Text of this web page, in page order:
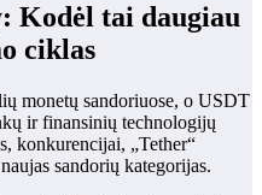
Kodėl tai daugiau
ciklas
monetų sandoriuose, o USDT
ir finansinių technologijų
konkurencijai, „Tether“
sandorių kategorijas.